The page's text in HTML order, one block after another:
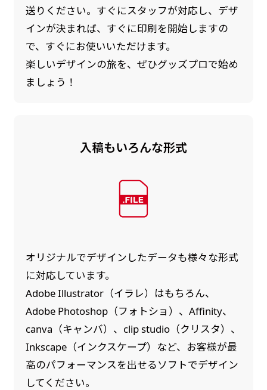
送りください。すぐにスタッフが対応し、デザ
インが決まれば、すぐに印刷を開始しますの
で、すぐにお使いいただけます。
楽しいデザインの旅を、ぜひグッズプロで始め
ましょう！
入稿もいろんな形式
オリジナルでデザインしたデータも様々な形式
に対応しています。
Adobe Illustrator（イラレ）はもちろん、
Adobe Photoshop（フォトショ）、Affinity、
canva（キャンバ）、clip studio（クリスタ）、
Inkscape（インクスケープ）など、お客様が最
高のパフォーマンスを出せるソフトでデザイン
してください。